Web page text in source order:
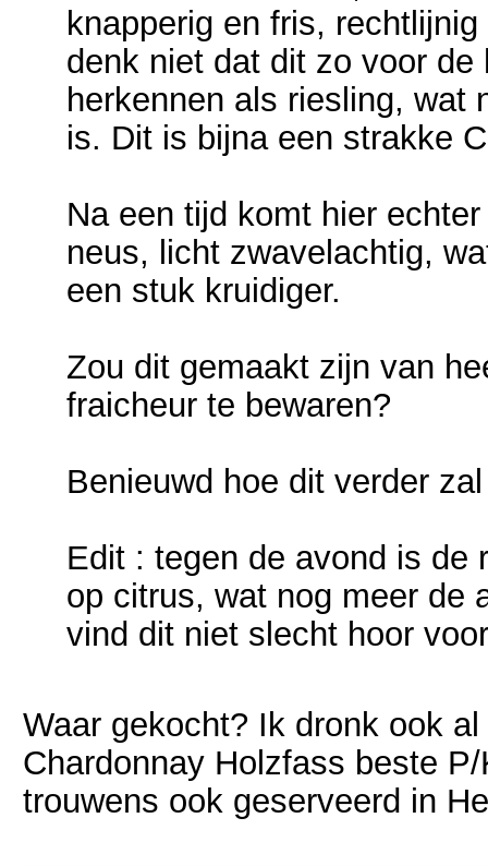
knapperig en fris,
denk niet dat dit zo voor
herkennen als riesling, wat
is. Dit is bijna een strakke
Na een tijd komt hier
neus, licht zwavelachtig,
een stuk kruidiger.
Zou dit gemaakt zijn van
fraicheur te bewaren?
Benieuwd hoe dit verder
Edit : tegen de avond is de
op citrus, wat nog meer de
vind dit niet slecht hoor
Waar gekocht? Ik dronk ook
Chardonnay Holzfass beste
trouwens ook geserveerd in